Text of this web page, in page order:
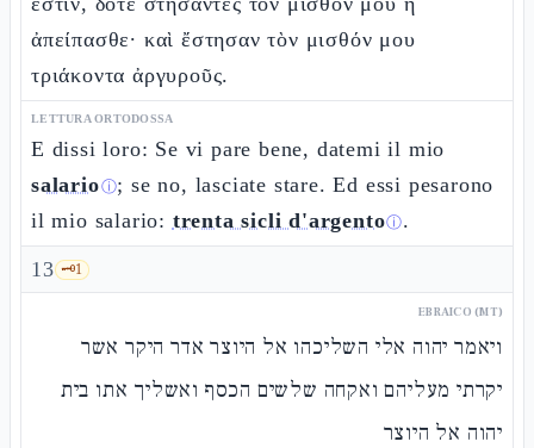
ἀπείπασθε· καὶ ἔστησαν τὸν μισθόν μου
τριάκοντα ἀργυροῦς.
LETTURA ORTODOSSA
E dissi loro: Se vi pare bene, datemi il mio
salarioⓘ; se no, lasciate stare. Ed essi pesarono
il mio salario: trenta sicli d'argentoⓘ.
13 🗝️1
EBRAICO (MT)
ויאמר יהוה אלי השליכהו אל היוצר אדר היקר אשר
יקרתי מעליהם ואקחה שלשים הכסף ואשליך אתו בית
יהוה אל היוצר